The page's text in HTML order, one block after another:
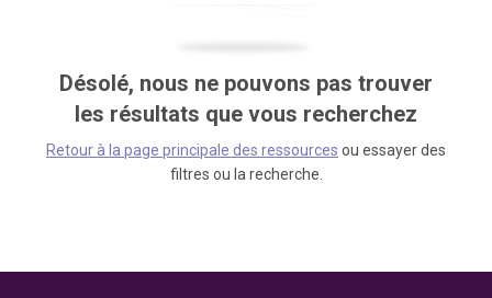
Désolé, nous ne pouvons pas trouver
les résultats que vous recherchez
Retour à la page principale des ressources ou essayer des
filtres ou la recherche.